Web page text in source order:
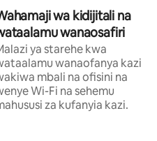
wa kidijitali na
wanaosafiri
ya starehe kwa
wanaofanya kazi
mbali na ofisini na
Wi-Fi na sehemu
za kufanyia kazi.